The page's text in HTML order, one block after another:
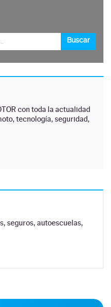
con toda la actualidad
tecnología, seguridad,
seguros, autoescuelas,